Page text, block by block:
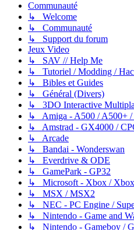
Communauté
↳ Welcome
↳ Communauté
↳ Support du forum
Jeux Video
↳ SAV // Help Me
↳ Tutoriel / Modding /
↳ Bibles et Guides
↳ Général (Divers)
↳ 3DO Interactive
↳ Amiga - A500 / A500+ /
↳ Amstrad - GX4000 /
↳ Arcade
↳ Bandai - Wonderswan
↳ Everdrive & ODE
↳ GamePark - GP32
↳ Microsoft - Xbox / Xbox
↳ MSX / MSX2
↳ NEC - PC Engine /
↳ Nintendo - Game and
↳ Nintendo - Gameboy /